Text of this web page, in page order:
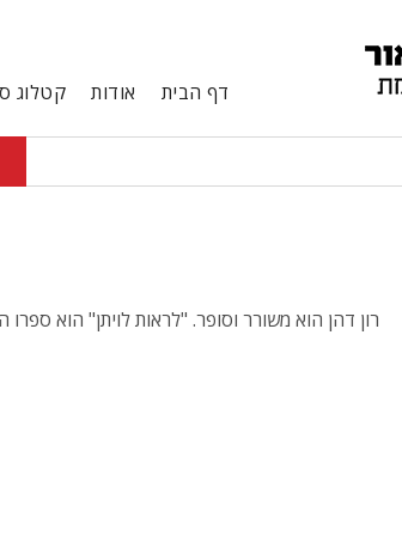
דף הבית אודות קטלוג
רון דהן הוא משורר וסופר. "לראות לויתן" הוא ספרו